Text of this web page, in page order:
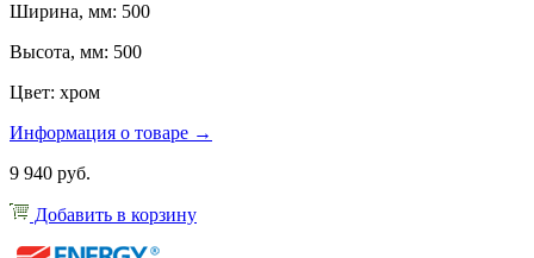
Ширина, мм: 500
Высота, мм: 500
Цвет: хром
Информация о товаре →
9 940 руб.
Добавить в корзину